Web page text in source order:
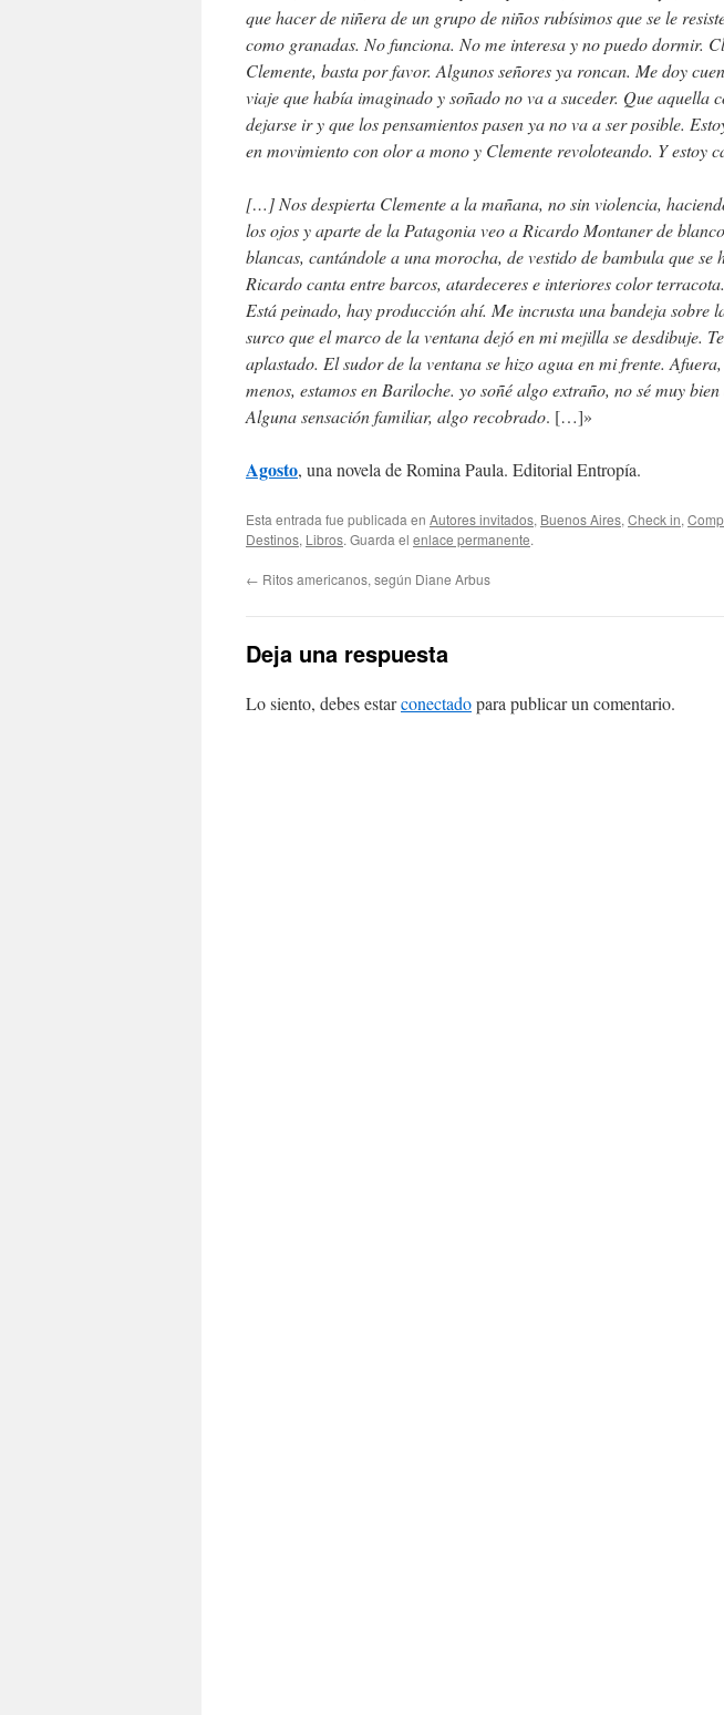
que hacer de niñera de un grupo de niños rubísimos que se le
como granadas. No funciona. No me interesa y no puedo dormir.
Clemente, basta por favor. Algunos señores ya roncan. Me doy
viaje que había imaginado y soñado no va a suceder. Que aquella
dejarse ir y que los pensamientos pasen ya no va a ser posible.
en movimiento con olor a mono y Clemente revoloteando. Y estoy
[…] Nos despierta Clemente a la mañana, no sin violencia,
los ojos y aparte de la Patagonia veo a Ricardo Montaner de
blancas, cantándole a una morocha, de vestido de bambula que se
Ricardo canta entre barcos, atardeceres e interiores color
Está peinado, hay producción ahí. Me incrusta una bandeja sobre
surco que el marco de la ventana dejó en mi mejilla se desdibuje.
aplastado. El sudor de la ventana se hizo agua en mi frente.
menos, estamos en Bariloche. yo soñé algo extraño, no sé muy
Alguna sensación familiar, algo recobrado. […]»
Agosto, una novela de Romina Paula. Editorial Entropía.
Esta entrada fue publicada en Autores invitados, Buenos Aires, Check in,
Destinos, Libros. Guarda el enlace permanente.
← Ritos americanos, según Diane Arbus
Deja una respuesta
Lo siento, debes estarconectadopara publicar un comentario.